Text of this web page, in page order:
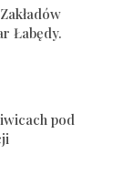
Łabędy.
pod